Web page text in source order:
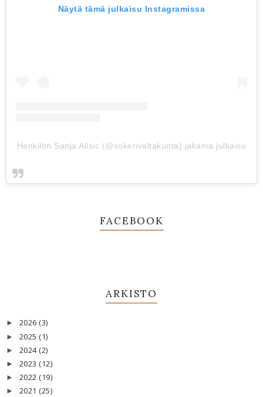
Näytä tämä julkaisu Instagramissa
Henkilön Sanja Alisic (@sokerivaltakunta) jakama julkaisu
FACEBOOK
ARKISTO
► 2026 (3)
► 2025 (1)
► 2024 (2)
► 2023 (12)
► 2022 (19)
► 2021 (25)